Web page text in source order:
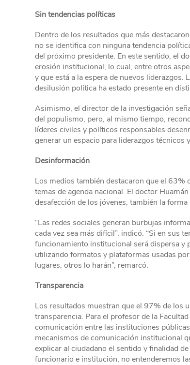
Sin tendencias políticas
Dentro de los resultados que más
no se identifica con ninguna tendencia
del próximo presidente. En este sentido, el
erosión institucional, lo cual, entre otros
y que está a la espera de nuevos
desilusión política ha estado presente en
Asimismo, el director de la investigación
del populismo, pero, al mismo tiempo,
líderes civiles y políticos responsables
generar un espacio para liderazgos técnicos
Desinformación
Los medios también destacaron que el
temas de agenda nacional. El doctor
desafección de los jóvenes, también la
“Las redes sociales generan burbujas
cada vez sea más difícil”, indicó. “Si en sus
funcionamiento institucional será dispersa y
utilizando formatos y plataformas usadas
lugares, otros lo harán”, remarcó.
Transparencia
Los resultados muestran que el 97% de los
transparencia. Para el profesor de la
comunicación entre las instituciones
mecanismos de comunicación institucional
explicar al ciudadano el sentido y finalidad
funcionario e institución, no entenderemos